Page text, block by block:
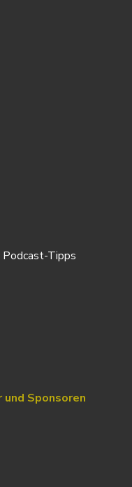
Podcast-Tipps
und Sponsoren